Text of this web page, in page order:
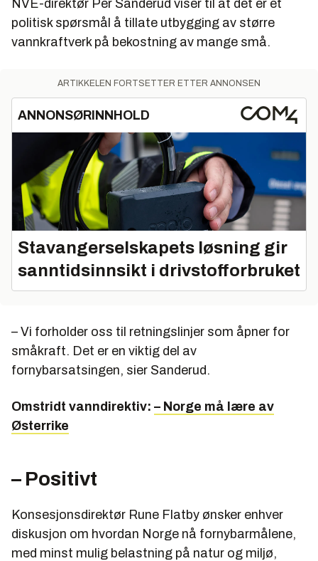
NVE-direktør Per Sanderud viser til at det er et
politisk spørsmål å tillate utbygging av større
vannkraftverk på bekostning av mange små.
ARTIKKELEN FORTSETTER ETTER ANNONSEN
ANNONSØRINNHOLD
Stavangerselskapets løsning gir
sanntidsinnsikt i drivstofforbruket
– Vi forholder oss til retningslinjer som åpner for
småkraft. Det er en viktig del av
fornybarsatsingen, sier Sanderud.
Omstridt vanndirektiv: – Norge må lære av
Østerrike
– Positivt
Konsesjonsdirektør Rune Flatby ønsker enhver
diskusjon om hvordan Norge nå fornybarmålene,
med minst mulig belastning på natur og miljø,